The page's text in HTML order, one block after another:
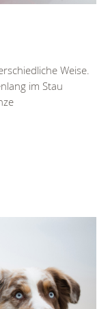
Weise.
im Stau